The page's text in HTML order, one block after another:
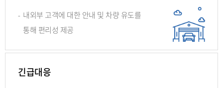
- 내외부 고객에 대한 안내 및 차량 유도를
통해 편리성 제공
긴급대응